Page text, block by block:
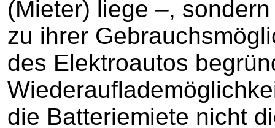
(Mieter) liege –,
zu ihrer
des Elektroautos
die Batteriemiete nicht